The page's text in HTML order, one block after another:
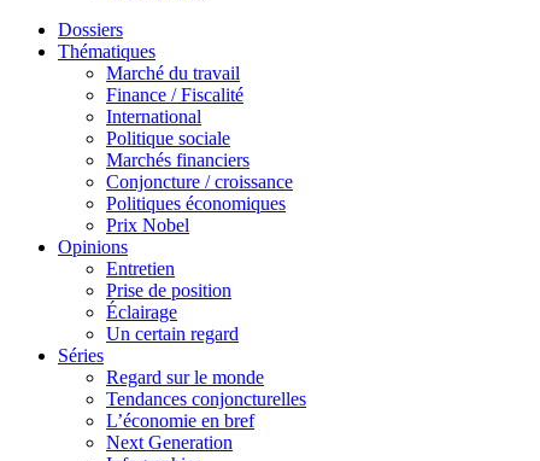
Dossiers
Thématiques
Marché du travail
Finance / Fiscalité
International
Politique sociale
Marchés financiers
Conjoncture / croissance
Politiques économiques
Prix Nobel
Opinions
Entretien
Prise de position
Éclairage
Un certain regard
Séries
Regard sur le monde
Tendances conjoncturelles
L’économie en bref
Next Generation